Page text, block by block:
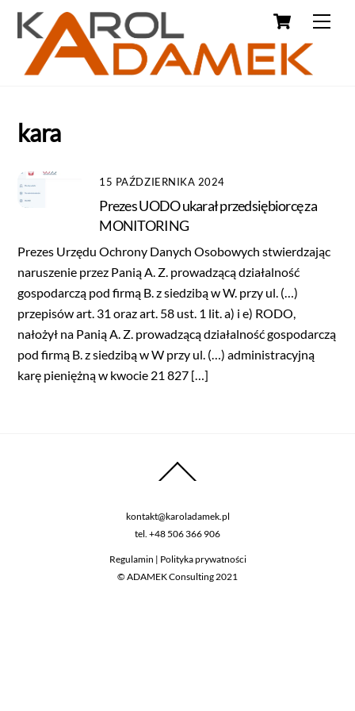
kara
15 PAŹDZIERNIKA 2024
Prezes UODO ukarał przedsiębiorcę za
MONITORING
Prezes Urzędu Ochrony Danych Osobowych stwierdzając
naruszenie przez Panią A. Z. prowadzącą działalność
gospodarczą pod firmą B. z siedzibą w W. przy ul. (…)
przepisów art. 31 oraz art. 58 ust. 1 lit. a) i e) RODO,
nałożył na Panią A. Z. prowadzącą działalność gospodarczą
pod firmą B. z siedzibą w W przy ul. (…) administracyjną
karę pieniężną w kwocie 21 827 […]
kontakt@karoladamek.pl
tel. +48 506 366 906
Regulamin | Polityka prywatności
© ADAMEK Consulting 2021